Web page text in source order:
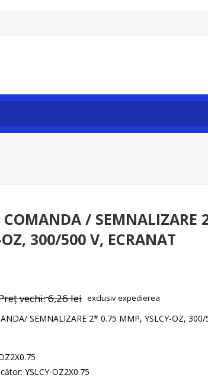
COMANDA / SEMNALIZARE
300/500 V, ECRANAT
vechi:6,26 lei exclusivexpedierea
SEMNALIZARE 2* 0.75 MMP, YSLCY-OZ, 300/
YSLCY-OZ2X0.75